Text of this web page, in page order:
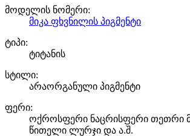
მოდელის ნომერი:
მიკა ფხვნილის პიგმენტი
ტიპი:
ტიტანის
სტილი:
არაორგანული პიგმენტი
ფერი:
ოქროსფერი ნაცრისფერი თეთრი
წითელი ლურჯი და ა.შ.